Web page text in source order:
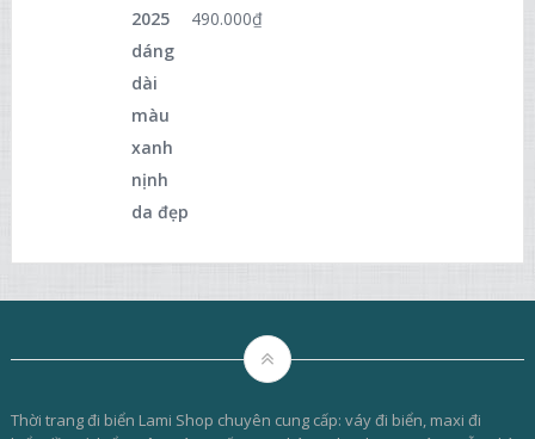
490.000₫
Thời trang đi biển Lami Shop chuyên cung cấp: váy đi biển, maxi đi